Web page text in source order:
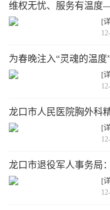
维权无忧、服务有温
站暖心开放
[
为春晚注入“灵魂的温
春晚
[
龙口市人民医院胸外科
痛楚
[
龙口市退役军人事务局
送上门
[